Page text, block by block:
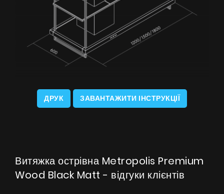
ДРУК ЗАВАНТАЖИТИ ІНСТРУКЦІЇ
Витяжка острівна Metropolis Premium
Wood Black Matt - відгуки клієнтів